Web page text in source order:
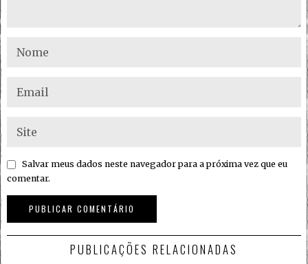
Salvar meus dados neste navegador para a próxima vez que eu
comentar.
PUBLICAÇÕES RELACIONADAS